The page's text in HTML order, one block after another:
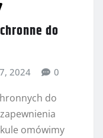
do
2024 0
do
omówimy